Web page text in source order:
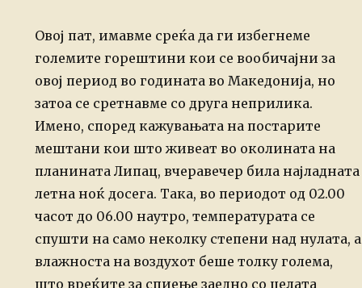
Овој пат, имавме среќа да ги избегнеме
големите горештини кои се вообичајни за
овој период во годината во Македонија, но
затоа се сретнавме со друганеприлика.
Имено, според кажувањата на постарите
мештани кои што живеат во околинатана
планината Липац, вчеравечер била најладната
летна ноќ досега. Така, во периодот од 02.00
часот до 06.00 наутро, температурата се
спушти на само неколкустепени над нулата, а
влажноста на воздухот беше толку голема,
што вреќите заспиење заедно со целата